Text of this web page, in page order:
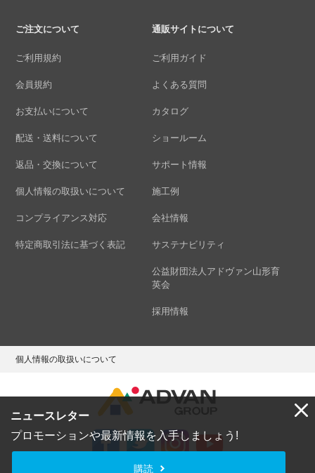
ニュースレター
プロモーションや最新情報を入手しましょう!
購読
ご注文について
ご利用規約
会員規約
お支払いについて
配送・送料について
返品・交換について
個人情報の取扱いについて
コンプライアンス対応
特定商取引法に基づく表記
通販サイトについて
ご利用ガイド
よくある質問
カタログ
ショールーム
サポート情報
施工例
会社情報
サステナビリティ
公益財団法人アドヴァン山形育
英会
採用情報
個人情報の取扱いについて